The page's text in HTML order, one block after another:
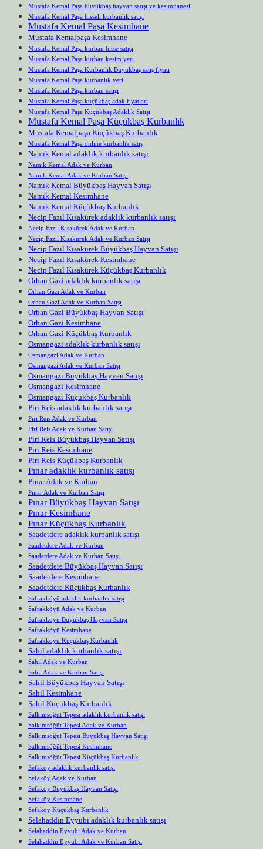
Mustafa Kemal Paşa büyükbaş hayvan satışı ve kesimhanesi
Mustafa Kemal Paşa hisseli kurbanlık satışı
Mustafa Kemal Paşa Kesimhane
Mustafa Kemalpaşa Kesimhane
Mustafa Kemal Paşa kurban hisse satışı
Mustafa Kemal Paşa kurban kesim yeri
Mustafa Kemal Paşa Kurbanlık Büyükbaş satış fiyatı
Mustafa Kemal Paşa kurbanlık yeri
Mustafa Kemal Paşa kurban satışı
Mustafa Kemal Paşa küçükbaş adak fiyatları
Mustafa Kemal Paşa Küçükbaş Adaklık Satışı
Mustafa Kemal Paşa Küçükbaş Kurbanlık
Mustafa Kemalpaşa Küçükbaş Kurbanlık
Mustafa Kemal Paşa online kurbanlık satış
Namık Kemal adaklık kurbanlık satışı
Namık Kemal Adak ve Kurban
Namık Kemal Adak ve Kurban Satışı
Namık Kemal Büyükbaş Hayvan Satışı
Namık Kemal Kesimhane
Namık Kemal Küçükbaş Kurbanlık
Necip Fazıl Kısakürek adaklık kurbanlık satışı
Necip Fazıl Kısakürek Adak ve Kurban
Necip Fazıl Kısakürek Adak ve Kurban Satışı
Necip Fazıl Kısakürek Büyükbaş Hayvan Satışı
Necip Fazıl Kısakürek Kesimhane
Necip Fazıl Kısakürek Küçükbaş Kurbanlık
Orhan Gazi adaklık kurbanlık satışı
Orhan Gazi Adak ve Kurban
Orhan Gazi Adak ve Kurban Satışı
Orhan Gazi Büyükbaş Hayvan Satışı
Orhan Gazi Kesimhane
Orhan Gazi Küçükbaş Kurbanlık
Osmangazi adaklık kurbanlık satışı
Osmangazi Adak ve Kurban
Osmangazi Adak ve Kurban Satışı
Osmangazi Büyükbaş Hayvan Satışı
Osmangazi Kesimhane
Osmangazi Küçükbaş Kurbanlık
Piri Reis adaklık kurbanlık satışı
Piri Reis Adak ve Kurban
Piri Reis Adak ve Kurban Satışı
Piri Reis Büyükbaş Hayvan Satışı
Piri Reis Kesimhane
Piri Reis Küçükbaş Kurbanlık
Pınar adaklık kurbanlık satışı
Pınar Adak ve Kurban
Pınar Adak ve Kurban Satışı
Pınar Büyükbaş Hayvan Satışı
Pınar Kesimhane
Pınar Küçükbaş Kurbanlık
Saadetdere adaklık kurbanlık satışı
Saadetdere Adak ve Kurban
Saadetdere Adak ve Kurban Satışı
Saadetdere Büyükbaş Hayvan Satışı
Saadetdere Kesimhane
Saadetdere Küçükbaş Kurbanlık
Safrakköyü adaklık kurbanlık satışı
Safrakköyü Adak ve Kurban
Safrakköyü Büyükbaş Hayvan Satışı
Safrakköyü Kesimhane
Safrakköyü Küçükbaş Kurbanlık
Sahil adaklık kurbanlık satışı
Sahil Adak ve Kurban
Sahil Adak ve Kurban Satışı
Sahil Büyükbaş Hayvan Satışı
Sahil Kesimhane
Sahil Küçükbaş Kurbanlık
Salkımsöğüt Tepesi adaklık kurbanlık satışı
Salkımsöğüt Tepesi Adak ve Kurban
Salkımsöğüt Tepesi Büyükbaş Hayvan Satışı
Salkımsöğüt Tepesi Kesimhane
Salkımsöğüt Tepesi Küçükbaş Kurbanlık
Sefaköy adaklık kurbanlık satışı
Sefaköy Adak ve Kurban
Sefaköy Büyükbaş Hayvan Satışı
Sefaköy Kesimhane
Sefaköy Küçükbaş Kurbanlık
Selahaddin Eyyubi adaklık kurbanlık satışı
Selahaddin Eyyubi Adak ve Kurban
Selahaddin Eyyubi Adak ve Kurban Satışı